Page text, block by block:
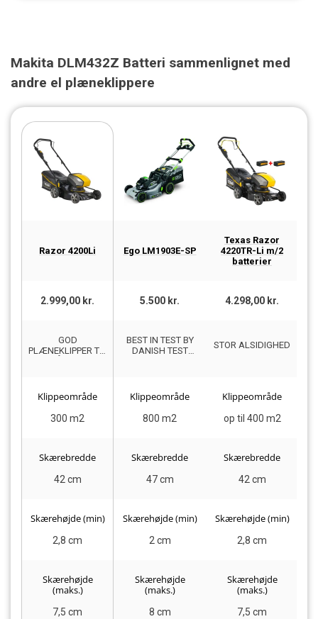
Makita DLM432Z Batteri sammenlignet med
andre el plæneklippere
Razor 4200Li Ego LM1903E-SP
Texas Razor
4220TR-Li m/2
batterier
2.999,00 kr. 5.500 kr. 4.298,00 kr.
GOD
PLÆNEKLIPPER TIL
BEST IN TEST BY
DANISH TEST
STOR ALSIDIGHED
Klippeområde
300 m2
Klippeområde
800 m2
Klippeområde
op til 400 m2
Skærebredde
42 cm
Skærebredde
47 cm
Skærebredde
42 cm
Skærehøjde (min)
2,8 cm
Skærehøjde (min)
2 cm
Skærehøjde (min)
2,8 cm
Skærehøjde
(maks.)
7,5 cm
Skærehøjde
(maks.)
8 cm
Skærehøjde
(maks.)
7,5 cm